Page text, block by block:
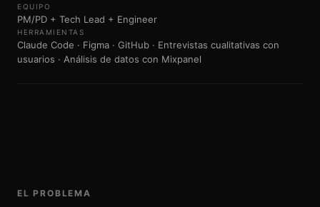
EQUIPO
PM/PD + Tech Lead + Engineer
HERRAMIENTAS
Claude Code · Figma · GitHub · Entrevistas cualitativas con
usuarios · Análisis de datos con Mixpanel
EL PROBLEMA